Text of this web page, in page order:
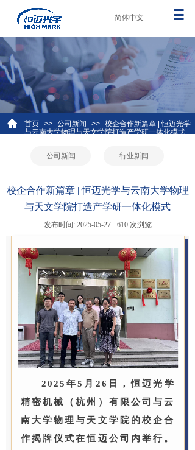
简体中文
首页 >> 公司新闻 >> 校企合作新篇章 | 恒迈光学
与云南大学物理与天文学院打造产学研一体化模式
公司新闻 行业新闻
校企合作新篇章 | 恒迈光学与云南大学物理
与天文学院打造产学研一体化模式
发布时间: 2025-05-27 610 次浏览
2025年5月26日，恒迈光学
精密机械（杭州）有限公司与云
南大学物理与天文学院的校企合
作揭牌仪式在恒迈公司内举行。